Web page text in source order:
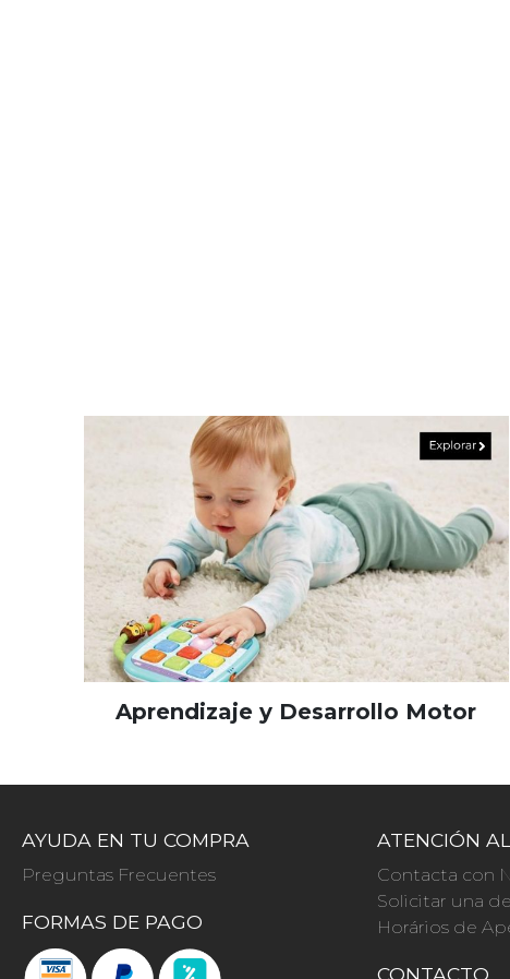
Aprendizaje y Desarrollo Motor
AYUDA EN TU COMPRA
Preguntas Frecuentes
FORMAS DE PAGO
ATENCIÓN
Contacta con
Solicitar una
Horários de
CONTACTO